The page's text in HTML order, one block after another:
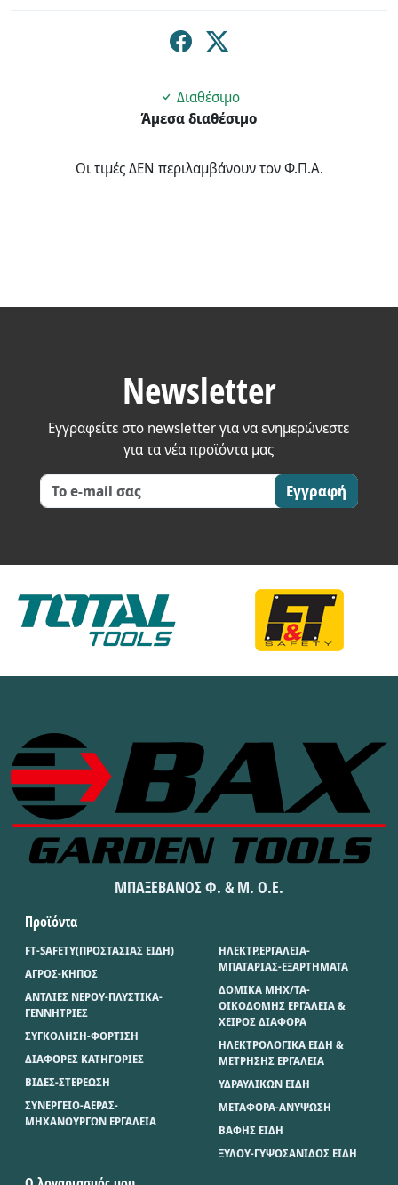
Διαθέσιμο
Άμεσα διαθέσιμο
Οι τιμές ΔΕΝ περιλαμβάνουν τον Φ.Π.Α.
Newsletter
Εγγραφείτε στο newsletter για να ενημερώνεστε
για τα νέα προϊόντα μας
Εγγραφή
ΜΠΑΞΕΒΑΝΟΣ Φ. & Μ. Ο.Ε.
Προϊόντα
FT-SAFETY(ΠΡΟΣΤΑΣΙΑΣ ΕΙΔΗ)
ΑΓΡΟΣ-ΚΗΠΟΣ
ΑΝΤΛΙΕΣ ΝΕΡΟΥ-ΠΛΥΣΤΙΚΑ-
ΓΕΝΝΗΤΡΙΕΣ
ΣΥΓΚΟΛΗΣΗ-ΦΟΡΤΙΣΗ
ΔΙΑΦΟΡΕΣ ΚΑΤΗΓΟΡΙΕΣ
ΒΙΔΕΣ-ΣΤΕΡΕΩΣΗ
ΣΥΝΕΡΓΕΙΟ-ΑΕΡΑΣ-
ΜΗΧΑΝΟΥΡΓΩΝ ΕΡΓΑΛΕΙΑ
ΗΛΕΚΤΡ.ΕΡΓΑΛΕΙΑ-
ΜΠΑΤΑΡΙΑΣ-ΕΞΑΡΤΗΜΑΤΑ
ΔΟΜΙΚΑ ΜΗΧ/ΤΑ-
ΟΙΚΟΔΟΜΗΣ ΕΡΓΑΛΕΙΑ &
ΧΕΙΡΟΣ ΔΙΑΦΟΡΑ
ΗΛΕΚΤΡΟΛΟΓΙΚΑ ΕΙΔΗ &
ΜΕΤΡΗΣΗΣ ΕΡΓΑΛΕΙΑ
ΥΔΡΑΥΛΙΚΩΝ ΕΙΔΗ
ΜΕΤΑΦΟΡΑ-ΑΝΥΨΩΣΗ
ΒΑΦΗΣ ΕΙΔΗ
ΞΥΛΟΥ-ΓΥΨΟΣΑΝΙΔΟΣ ΕΙΔΗ